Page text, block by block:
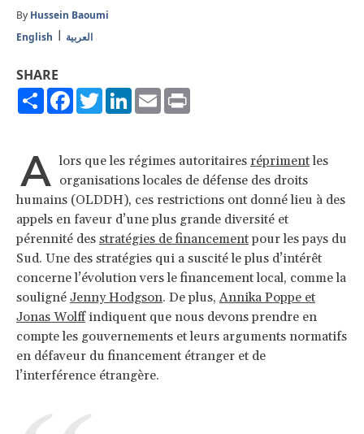
By Hussein Baoumi
English
العربية
SHARE
ShareFacebook
TwitterLinkedIn
Email
A lors que les régimes autoritaires réprimentles
organisations locales de défense des droits
humains (OLDDH), ces restrictions ont donné lieu à des
appels en faveur d’une plus grande diversité et
pérennité des stratégies de financementpour les pays du
Sud. Une des stratégies qui a suscité le plus d’intérêt
concerne l’évolution vers le financement local, comme la
souligné Jenny Hodgson. De plus,Annika Poppe et
Jonas Wolffindiquent que nous devons prendre en
compte les gouvernements et leurs arguments normatifs
en défaveur du financement étranger et de
l’interférence étrangère.